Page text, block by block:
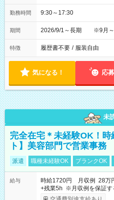
勤務時間 9:30～17:30
期間 2026/9/1～長期 ※9月～
特徴 履歴書不要 / 服装自由
気になる！ 応
未
完全在宅＊未経験OK！
ト】美容部門で営業事務
派遣 職種未経験OK ブランクOK
給与
時給1720円 月収例 28万
+残業5h ※月収例を保証す
取りサービス利用可（利用